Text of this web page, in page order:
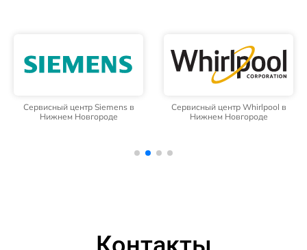
Сервисный центр Siemens в
Нижнем Новгороде
Сервисный центр Whirlpool в
Нижнем Новгороде